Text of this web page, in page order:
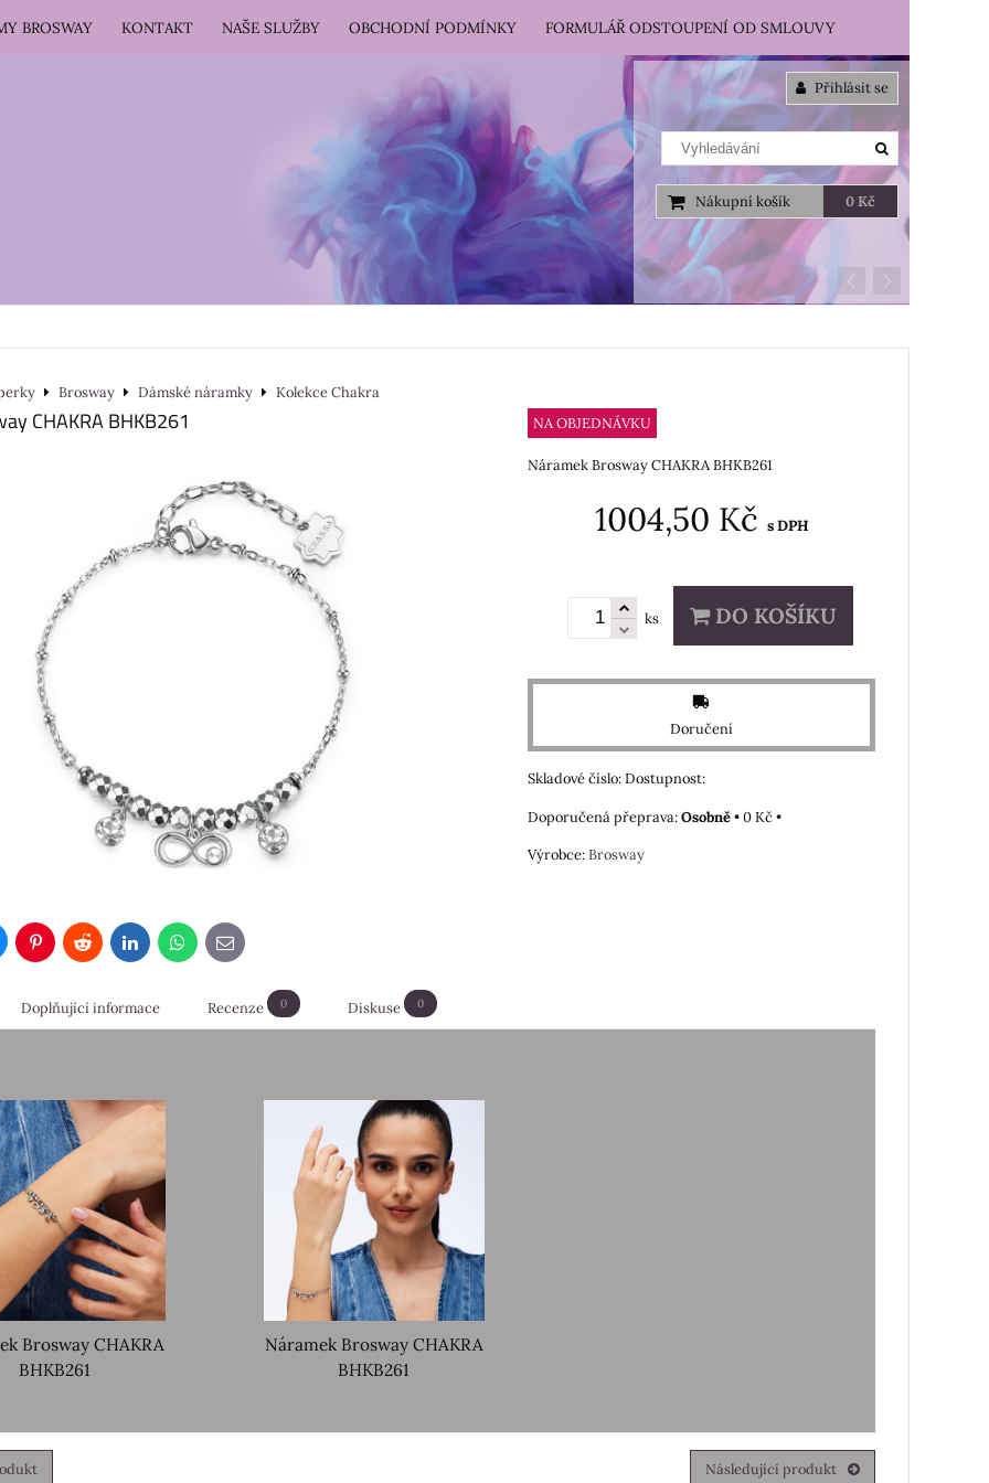
Přihlásit se
Nákupní košík 0 Kč
BROSWAY KONTAKT NAŠE SLUŽBY OBCHODNÍ PODMÍNKY FORMULÁŘ ODSTOUPENÍ OD SMLOUVY
Brosway Dámské náramky Kolekce Chakra
CHAKRA BHKB261 NA OBJEDNÁVKU
Náramek Brosway CHAKRA BHKB261
1004,50 Kč s DPH
ks DO KOŠÍKU
Doručení
Skladové číslo:Dostupnost:
Osobně•0 Kč•
Výrobce:Brosway
PinterestRedditLinkedInWhatsApp
E-
mail
Doplňující informace Recenze 0 Diskuse 0
Brosway CHAKRA
BHKB261
Náramek Brosway CHAKRA
BHKB261
Následující produkt